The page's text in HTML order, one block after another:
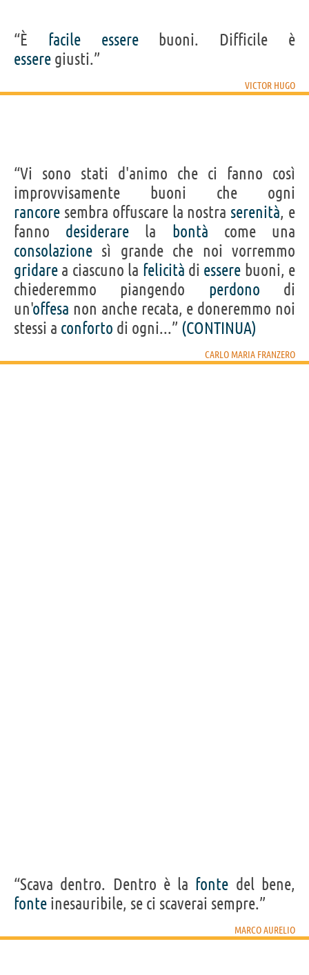
“È facile esserebuoni. Difficile è
essere giusti.”
VICTOR HUGO
“Vi sono stati d'animo che ci fanno così
improvvisamente buoni che ogni
rancore sembra offuscare la nostra serenità, e
fanno desiderare la bontà come una
consolazione sì grande che noi vorremmo
gridare a ciascuno la felicità di essere buoni, e
chiederemmo piangendo perdono di
un'offesa non anche recata, e doneremmo noi
stessi a conforto di ogni...” (CONTINUA)
CARLO MARIA FRANZERO
“Scava dentro. Dentro è la fonte del bene,
fonte inesauribile, se ci scaverai sempre.”
MARCO AURELIO